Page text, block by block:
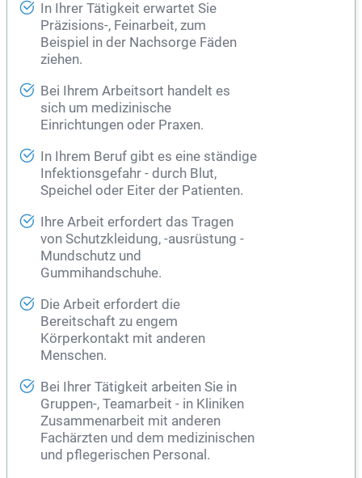
In Ihrer Tätigkeit erwartet Sie
Präzisions-, Feinarbeit, zum
Beispiel in der Nachsorge Fäden
ziehen.
Bei Ihrem Arbeitsort handelt es
sich um medizinische
Einrichtungen oder Praxen.
In Ihrem Beruf gibt es eine ständige
Infektionsgefahr - durch Blut,
Speichel oder Eiter der Patienten.
Ihre Arbeit erfordert das Tragen
von Schutzkleidung, -ausrüstung -
Mundschutz und
Gummihandschuhe.
Die Arbeit erfordert die
Bereitschaft zu engem
Körperkontakt mit anderen
Menschen.
Bei Ihrer Tätigkeit arbeiten Sie in
Gruppen-, Teamarbeit - in Kliniken
Zusammenarbeit mit anderen
Fachärzten und dem medizinischen
und pflegerischen Personal.